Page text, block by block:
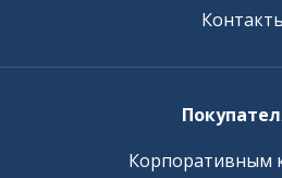
Корпоративным